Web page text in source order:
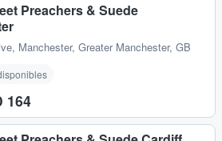
Preachers & Suede
, Manchester, Greater Manchester, GB
164